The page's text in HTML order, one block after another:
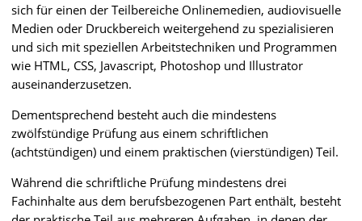
sich für einen der Teilbereiche Onlinemedien, audiovisuelle
Medien oder Druckbereich weitergehend zu spezialisieren
und sich mit speziellen Arbeitstechniken und Programmen
wie HTML, CSS, Javascript, Photoshop und Illustrator
auseinanderzusetzen.
Dementsprechend besteht auch die mindestens
zwölfstündige Prüfung aus einem schriftlichen
(achtstündigen) und einem praktischen (vierstündigen) Teil.
Während die schriftliche Prüfung mindestens drei
Fachinhalte aus dem berufsbezogenen Part enthält, besteht